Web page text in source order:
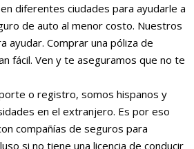
diferentes ciudades para ayudarle a
de auto al menor costo. Nuestros
ayudar. Comprar una póliza de
fácil. Ven y te aseguramos que no te
o registro, somos hispanos y
en el extranjero. Es por eso
compañías de seguros para
si no tiene una licencia de conducir